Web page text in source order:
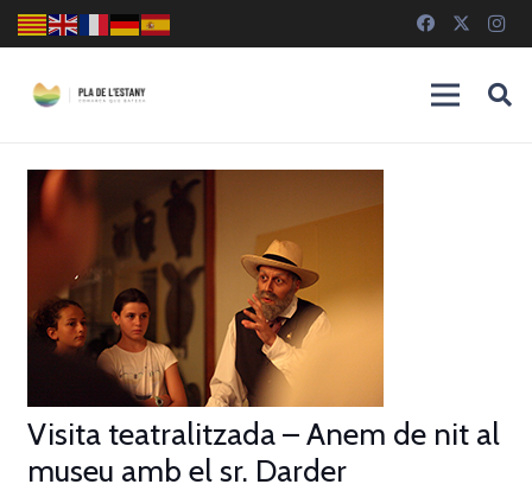
Visita teatralitzada – Anem de nit al
museu amb el sr. Darder